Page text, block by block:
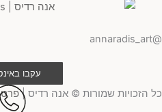
@annaradis_art
עקבו
כל הזכויות שמורות © אנה רדיס |